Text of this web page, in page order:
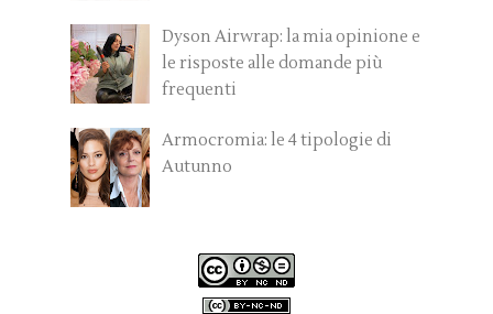
Dyson Airwrap: la mia opinione e
le risposte alle domande più
frequenti
Armocromia: le 4 tipologie di
Autunno